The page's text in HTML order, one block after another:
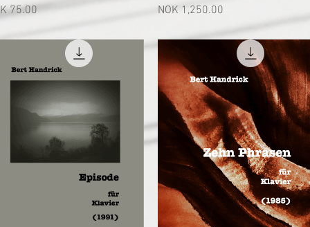
75.00
價格
NOK 1,250.00